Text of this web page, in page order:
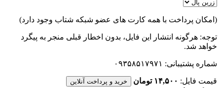
(امکان پرداخت با همه کارت های عضو شبکه شتاب وجود دارد)
توجه: هرگونه انتشار این فایل، بدون اخطار قبلی منجر به پیگرد
خواهد شد.
شماره پشتیبانی: ۰۹۳۵۸۵۱۷۹۷۱
قیمت فایل: ۱۴,۵۰۰ تومان خرید و پرداخت آنلاین